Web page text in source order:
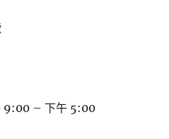
9:00 – 下午 5:00